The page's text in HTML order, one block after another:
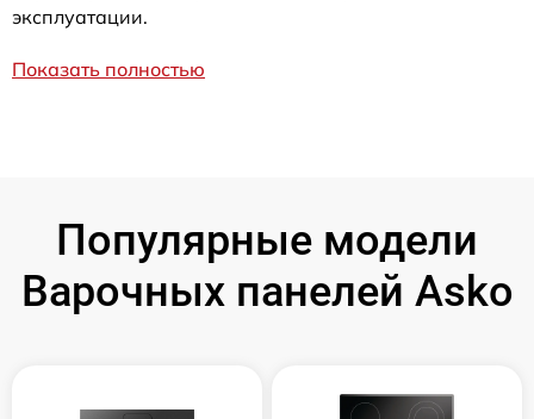
эксплуатации.
Показать полностью
Популярные модели
Варочных панелей Asko